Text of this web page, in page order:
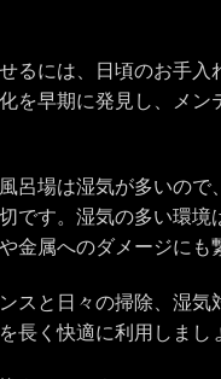
るには、日頃のお手入
を早期に発見し、メン
呂場は湿気が多いので
です。湿気の多い環境
金属へのダメージにも
スと日々の掃除、湿気
長く快適に利用しまし